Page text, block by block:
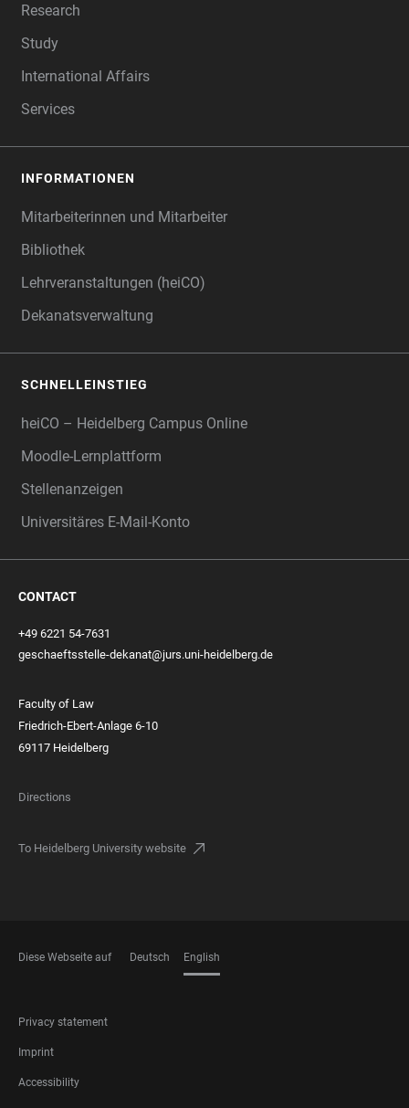
Research
Study
International Affairs
Services
INFORMATIONEN
Mitarbeiterinnen und Mitarbeiter
Bibliothek
Lehrveranstaltungen (heiCO)
Dekanatsverwaltung
SCHNELLEINSTIEG
heiCO – Heidelberg Campus Online
Moodle-Lernplattform
Stellenanzeigen
Universitäres E-Mail-Konto
CONTACT
+49 6221 54-7631
geschaeftsstelle-dekanat@jurs.uni-heidelberg.de
Faculty of Law
Friedrich-Ebert-Anlage 6-10
69117 Heidelberg
Directions
To Heidelberg University website
Diese Webseite auf Deutsch English
FOOTER
LEGAL
Privacy statement
Imprint
Accessibility